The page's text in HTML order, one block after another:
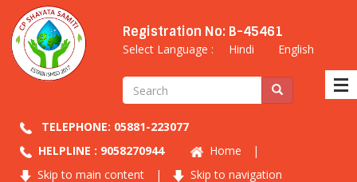
Registration No: B-45461
Select Language : Hindi English
TELEPHONE: 05881-223077
HELPLINE : 9058270944
Home
|
Skip to main content
| Skip to navigation